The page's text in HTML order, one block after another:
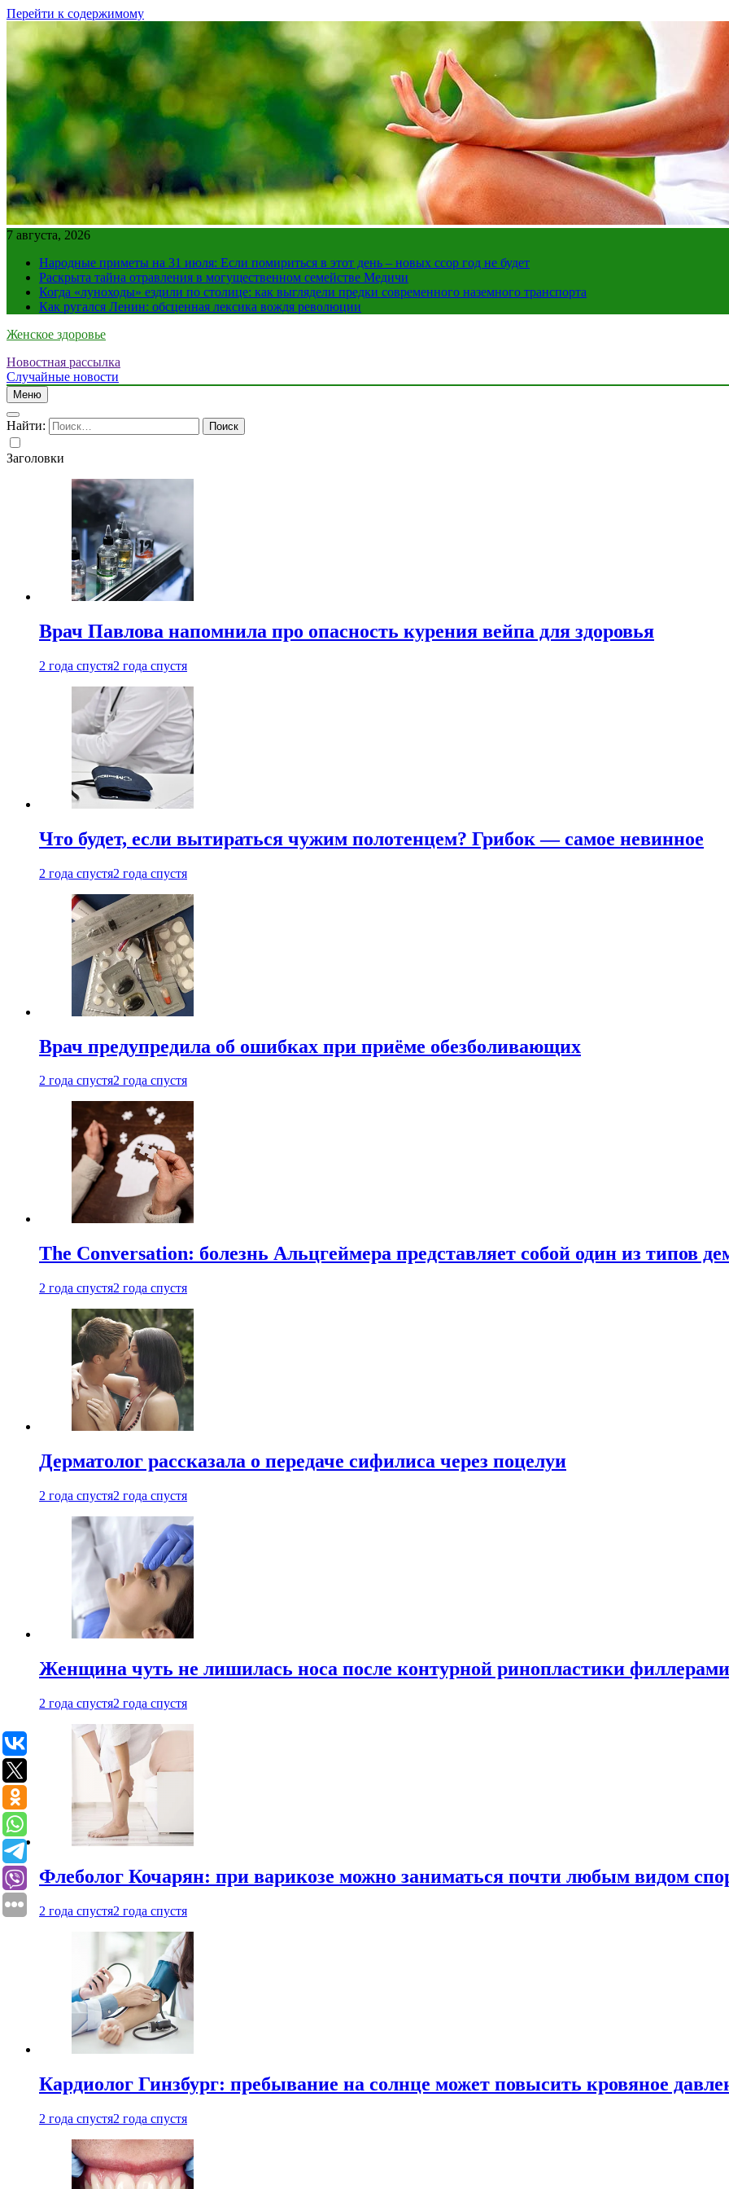
Перейти к содержимому
7 августа, 2026
Народные приметы на 31 июля: Если помириться в этот день – новых ссор год не будет
Раскрыта тайна отравления в могущественном семействе Медичи
Когда «луноходы» ездили по столице: как выглядели предки современного наземного транспорта
Как ругался Ленин: обсценная лексика вождя революции
Женское здоровье
Новостная рассылка
Случайные новости
Меню
Найти:
Заголовки
Врач Павлова напомнила про опасность курения вейпа для здоровья
2 года спустя2 года спустя
Что будет, если вытираться чужим полотенцем? Грибок — самое невинное
2 года спустя2 года спустя
Врач предупредила об ошибках при приëме обезболивающих
2 года спустя2 года спустя
The Conversation: болезнь Альцгеймера представляет собой один из типов
2 года спустя2 года спустя
Дерматолог рассказала о передаче сифилиса через поцелуи
2 года спустя2 года спустя
Женщина чуть не лишилась носа после контурной ринопластики филлерами
2 года спустя2 года спустя
Флеболог Кочарян: при варикозе можно заниматься почти любым видом
2 года спустя2 года спустя
Кардиолог Гинзбург: пребывание на солнце может повысить кровяное
2 года спустя2 года спустя